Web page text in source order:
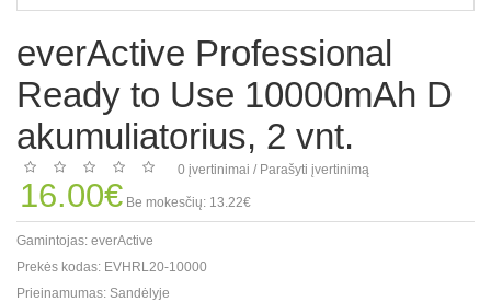
everActive Professional
Ready to Use 10000mAh D
akumuliatorius, 2 vnt.
0 įvertinimai / Parašyti įvertinimą
16.00€ Be mokesčių: 13.22€
Gamintojas: everActive
Prekės kodas: EVHRL20-10000
Prieinamumas: Sandėlyje